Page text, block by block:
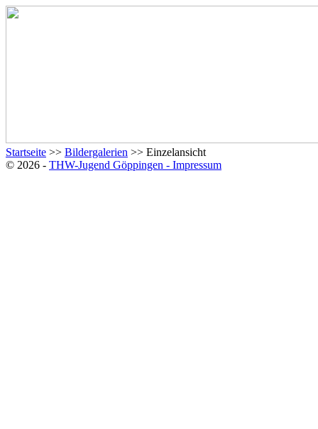
Startseite >> Bildergalerien >> Einzelansicht
© 2026 - THW-Jugend Göppingen - Impressum